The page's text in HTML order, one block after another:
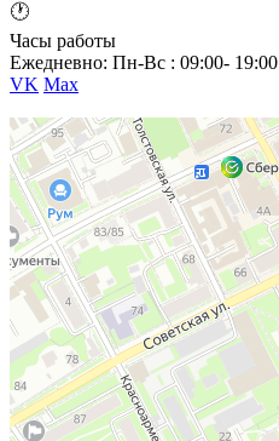
🕐
Часы работы
Ежедневно: Пн-Вс : 09:00- 19:00
VK Max